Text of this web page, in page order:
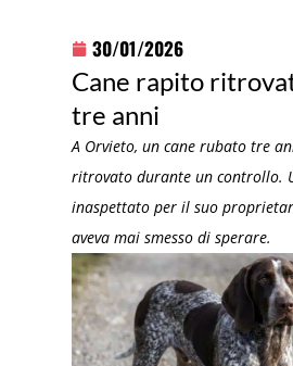
30/01/2026
Cane rapito
tre anni
A Orvieto, un cane rubato tre
ritrovato durante un controllo.
inaspettato per il suo
aveva mai smesso di sperare.